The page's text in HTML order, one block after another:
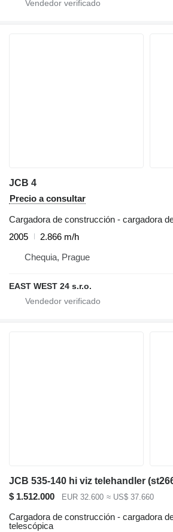
JCB 4
Precio a consultar
Cargadora de construcción - cargadora
2005
2.866 m/h
Chequia, Prague
EAST WEST 24 s.r.o.
JCB 535-140 hi viz telehandler
$ 1.512.000
EUR 32.600 ≈ US$ 37.660
Cargadora de construcción - cargadora
telescópica